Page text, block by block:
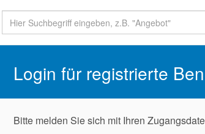
Login für registrierte
Bitte melden Sie sich mit Ihren